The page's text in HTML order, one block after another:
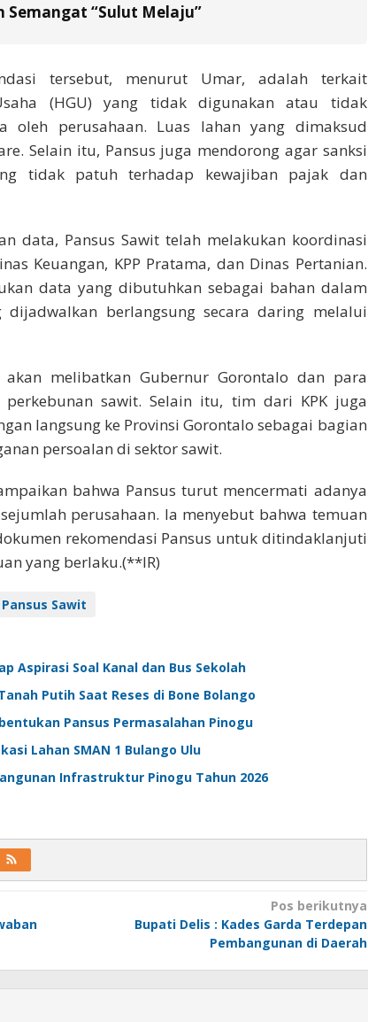
Semangat “Sulut Melaju”
tersebut, menurut Umar, adalah terkait
(HGU) yang tidak digunakan atau tidak
oleh perusahaan. Luas lahan yang dimaksud
Selain itu, Pansus juga mendorong agar sanksi
tidak patuh terhadap kewajiban pajak dan
data, Pansus Sawit telah melakukan koordinasi
Keuangan, KPP Pratama, dan Dinas Pertanian.
data yang dibutuhkan sebagai bahan dalam
dijadwalkan berlangsung secara daring melalui
melibatkan Gubernur Gorontalo dan para
sawit. Selain itu, tim dari KPK juga
langsung ke Provinsi Gorontalo sebagai bagian
persoalan di sektor sawit.
bahwa Pansus turut mencermati adanya
perusahaan. Ia menyebut bahwa temuan
rekomendasi Pansus untuk ditindaklanjuti
yang berlaku.(**IR)
Pansus Sawit
Aspirasi Soal Kanal dan Bus Sekolah
Putih Saat Reses di Bone Bolango
Pansus Permasalahan Pinogu
Lahan SMAN 1 Bulango Ulu
Infrastruktur Pinogu Tahun 2026
Pos berikutnya
Bupati Delis : Kades Garda Terdepan
Pembangunan di Daerah